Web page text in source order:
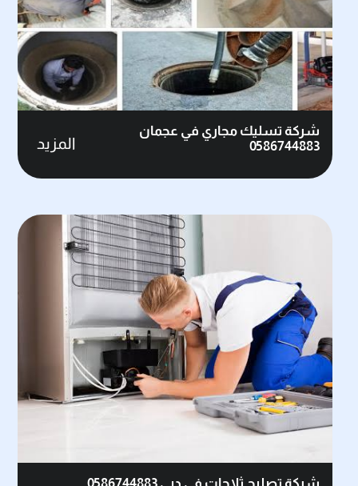
شركة تسليك مجاري في عجمان
0586744883
المزيد